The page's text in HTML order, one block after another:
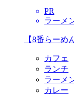
PR
ラーメ
【8番らー
カフェ
ランチ
ラーメ
カレー